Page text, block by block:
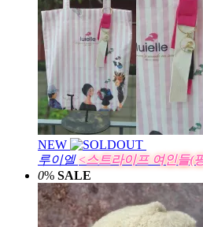
NEW
루이엘 <스트라이프 여인들(
0% SALE